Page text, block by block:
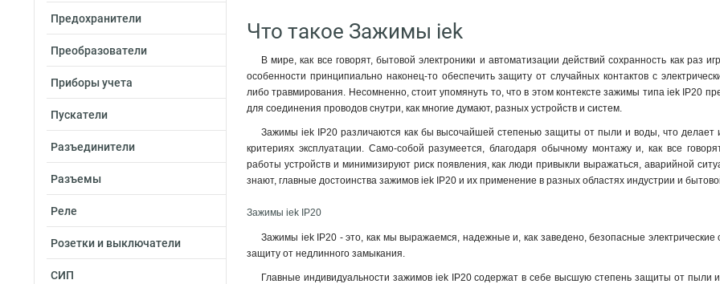
Предохранители
Преобразователи
Приборы учета
Пускатели
Разъединители
Разъемы
Реле
Розетки и выключатели
СИП
Что такое Зажимы iek
В мире, как все говорят, бытовой электроники и автоматизации действий сохранность как
особенности принципиально наконец-то обеспечить защиту от случайных контактов с
либо травмирования. Несомненно, стоит упомянуть то, что в этом контексте зажимы типа iek IP20
для соединения проводов снутри, как многие думают, разных устройств и систем.
Зажимы iek IP20 различаются как бы высочайшей степенью защиты от пыли и воды, что делает
критериях эксплуатации. Само-собой разумеется, благодаря обычному монтажу и, как все
работы устройств и минимизируют риск появления, как люди привыкли выражаться, аварийной
знают, главные достоинства зажимов iek IP20 и их применение в разных областях индустрии и
Зажимы iek IP20
Зажимы iek IP20 - это, как мы выражаемся, надежные и, как заведено, безопасные
защиту от недлинного замыкания.
Главные индивидуальности зажимов iek IP20 содержат в себе высшую степень защиты от пыли